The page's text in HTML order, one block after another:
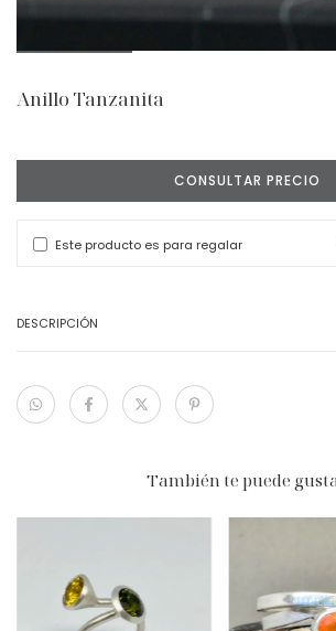
Anillo Tanzanita
Este producto es para regalar
DESCRIPCIÓN
También te puede